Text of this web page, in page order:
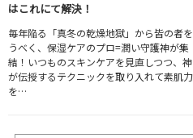
はこれにて解決！
毎年陥る「真冬の乾燥地獄」から皆の者
うべく、保湿ケアのプロ=潤い守護神が集
結！いつものスキンケアを見直しつつ、
が伝授するテクニックを取り入れて素肌力
を…